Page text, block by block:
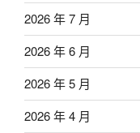
2026 年 7 月
2026 年 6 月
2026 年 5 月
2026 年 4 月